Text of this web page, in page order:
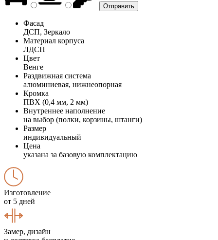
Фасад
ДСП, Зеркало
Материал корпуса
ЛДСП
Цвет
Венге
Раздвижная система
алюминиевая, нижнеопорная
Кромка
ПВХ (0,4 мм, 2 мм)
Внутреннее наполнение
на выбор (полки, корзины, штанги)
Размер
индивидуальный
Цена
указана за базовую комплектацию
Изготовление
от 5 дней
Замер, дизайн